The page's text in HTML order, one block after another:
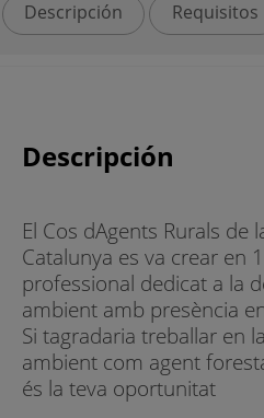
Descripción Requisitos
Descripción
El Cos dAgents Rurals de
Catalunya es va crear en
professional dedicat a la
ambient amb presència
Si tagradaria treballar en
ambient com agent
és la teva oportunitat